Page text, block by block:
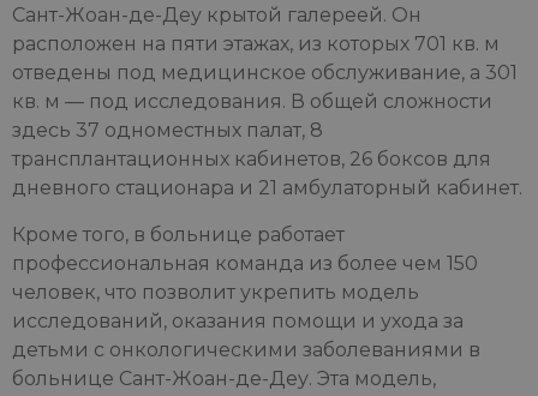
Сант-Жоан-де-Деу крытой галереей. Он
расположен на пяти этажах, из которых 701 кв. м
отведены под медицинское обслуживание, а 301
кв. м — под исследования. В общей сложности
здесь 37 одноместных палат, 8
трансплантационных кабинетов, 26 боксов для
дневного стационара и 21 амбулаторный кабинет.
Кроме того, в больнице работает
профессиональная команда из более чем 150
человек, что позволит укрепить модель
исследований, оказания помощи и ухода за
детьми с онкологическими заболеваниями в
больнице Сант-Жоан-де-Деу. Эта модель,